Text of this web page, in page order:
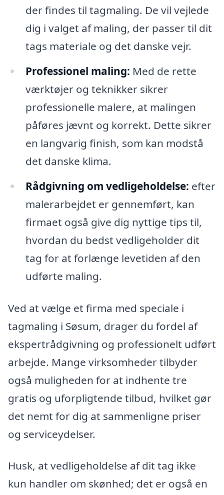
der findes til tagmaling. De vil vejlede
dig i valget af maling, der passer til dit
tags materiale og det danske vejr.
Professionel maling: Med de rette
værktøjer og teknikker sikrer
professionelle malere, at malingen
påføres jævnt og korrekt. Dette sikrer
en langvarig finish, som kan modstå
det danske klima.
Rådgivning om vedligeholdelse: efter
malerarbejdet er gennemført, kan
firmaet også give dig nyttige tips til,
hvordan du bedst vedligeholder dit
tag for at forlænge levetiden af den
udførte maling.
Ved at vælge et firma med speciale i
tagmaling i Søsum, drager du fordel af
ekspertrådgivning og professionelt udført
arbejde. Mange virksomheder tilbyder
også muligheden for at indhente tre
gratis og uforpligtende tilbud, hvilket gør
det nemt for dig at sammenligne priser
og serviceydelser.
Husk, at vedligeholdelse af dit tag ikke
kun handler om skønhed; det er også en